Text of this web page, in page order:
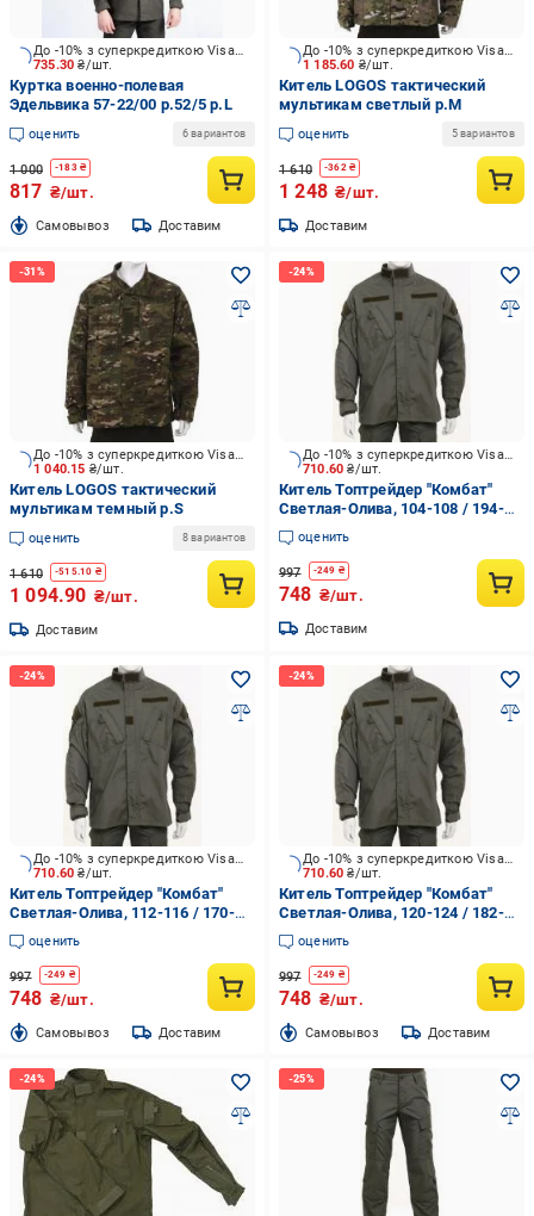
735.30₴/шт.
До -10% з суперкредиткою Visa Вигода
Куртка военно-полевая
Эдельвика 57-22/00 р.52/5 р.L
оценить 6 вариантов
1 000 -183₴
817 ₴/шт.
Cамовывоз Доставим
1 185.60 ₴/шт.
До -10% з суперкредиткою Visa Вигода
Китель LOGOS тактический
мультикам светлый р.M
оценить 5 вариантов
1 610 -362₴
1 248 ₴/шт.
Доставим
1 040.15 ₴/шт.
До -10% з суперкредиткою Visa Вигода
Китель LOGOS тактический
мультикам темный р.S
оценить 8 вариантов
1 610 -515.10 ₴
1 094.90 ₴/шт.
Доставим
710.60₴/шт.
До -10% з суперкредиткою Visa Вигода
Китель Топтрейдер "Комбат"
Светлая-Олива, 104-108 / 194-
200cм р.L
оценить
997 -249 ₴
748 ₴/шт.
Доставим
710.60₴/шт.
До -10% з суперкредиткою Visa Вигода
Китель Топтрейдер "Комбат"
Светлая-Олива, 112-116 / 170-
176cм р.XL
оценить
997 -249 ₴
748 ₴/шт.
Cамовывоз Доставим
710.60₴/шт.
До -10% з суперкредиткою Visa Вигода
Китель Топтрейдер "Комбат"
Светлая-Олива, 120-124 / 182-
188cм р.XXL
оценить
997 -249 ₴
748 ₴/шт.
Cамовывоз Доставим